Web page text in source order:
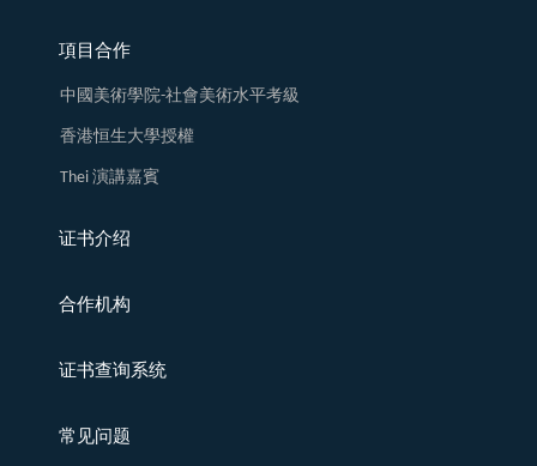
項目合作
中國美術學院-社會美術水平考級
香港恒生大學授權
Thei 演講嘉賓
证书介绍
合作机构
证书查询系统
常见问题